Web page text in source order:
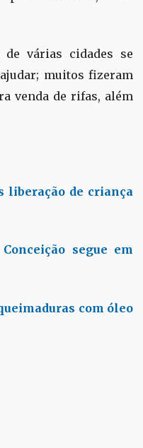
várias cidades se
muitos fizeram
venda de rifas, além
liberação de criança
segue em
com óleo